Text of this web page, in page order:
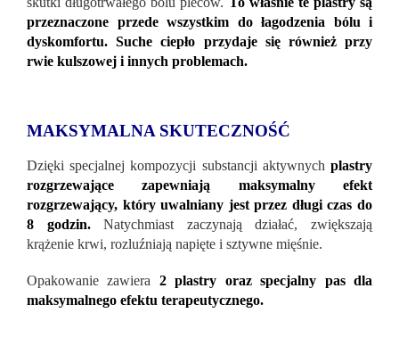
przeznaczone przede wszystkim do łagodzenia bólu i
dyskomfortu. Suche ciepło przydaje się również przy
rwie kulszowej i innych problemach.
MAKSYMALNA SKUTECZNOŚĆ
Dzięki specjalnej kompozycji substancji aktywnych plastry
rozgrzewające zapewniają maksymalny efekt
rozgrzewający, który uwalniany jest przez długi czas do
8 godzin.Natychmiast zaczynają działać, zwiększają
krążenie krwi, rozluźniają napięte i sztywne mięśnie.
Opakowanie zawiera 2 plastry oraz specjalny pas dla
maksymalnego efektu terapeutycznego.